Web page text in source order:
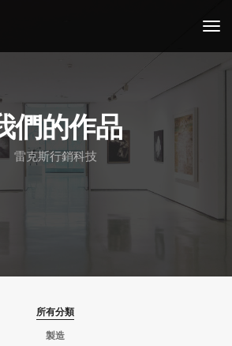
們的作品
雷克斯行銷科技
所有分類
製造